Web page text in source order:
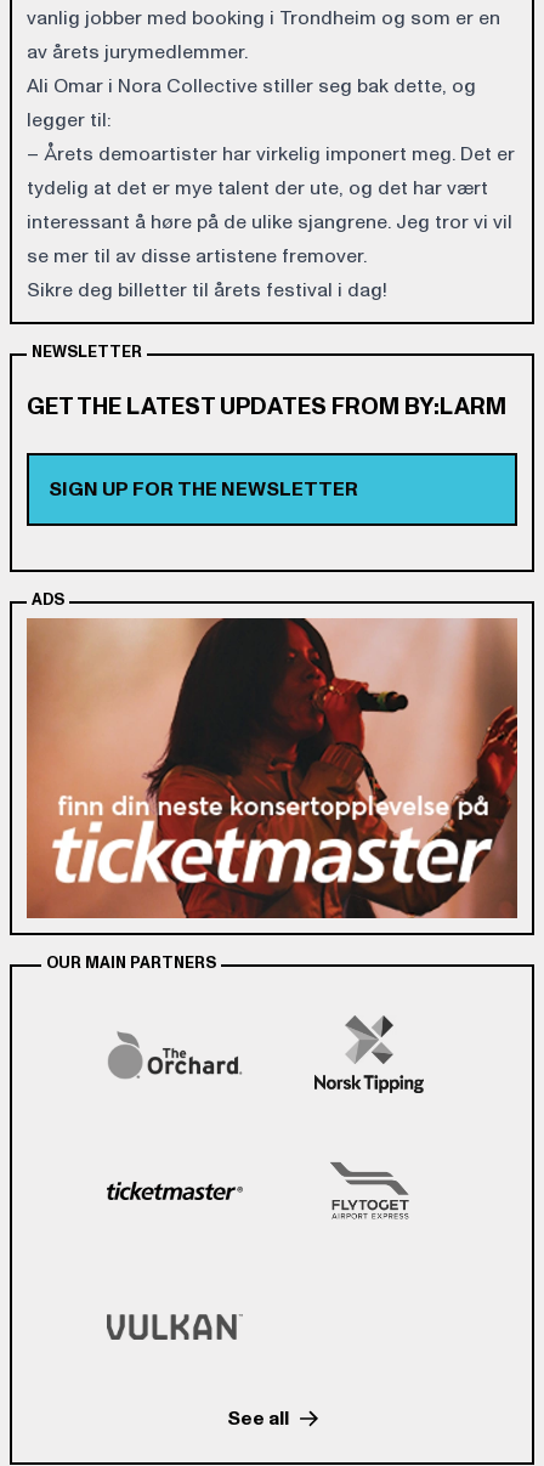
vanlig jobber med booking i Trondheim og som er en
av årets jurymedlemmer.
Ali Omar i Nora Collective stiller seg bak dette, og
legger til:
– Årets demoartister har virkelig imponert meg. Det er
tydelig at det er mye talent der ute, og det har vært
interessant å høre på de ulike sjangrene. Jeg tror vi vil
se mer til av disse artistene fremover.
Sikre deg billetter til årets festival i dag!
NEWSLETTER
GET THE LATEST UPDATES FROM BY:LARM
SIGN UP FOR THE NEWSLETTER
ADS
OUR MAIN PARTNERS
See all